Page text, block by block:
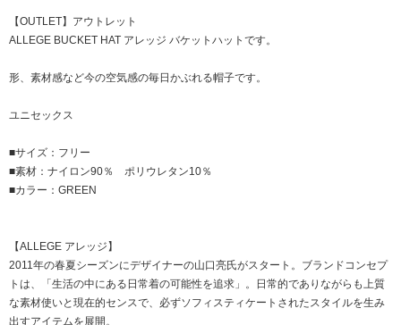
【OUTLET】アウトレット
ALLEGE BUCKET HAT アレッジ バケットハットです。
形、素材感など今の空気感の毎日かぶれる帽子です。
ユニセックス
■サイズ：フリー
■素材：ナイロン90％ ポリウレタン10％
■カラー：GREEN
【ALLEGE アレッジ】
2011年の春夏シーズンにデザイナーの山口亮氏がスタート。ブランドコンセプ
トは、「生活の中にある日常着の可能性を追求」。日常的でありながらも上質
な素材使いと現在的センスで、必ずソフィスティケートされたスタイルを生み
出すアイテムを展開。